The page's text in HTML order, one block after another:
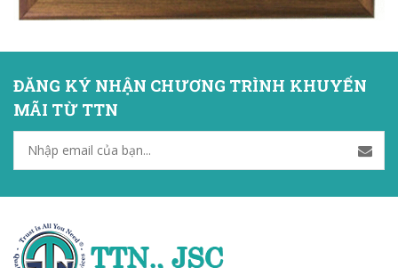
ĐĂNG KÝ NHẬN CHƯƠNG TRÌNH KHUYẾN
MÃI TỪ TTN